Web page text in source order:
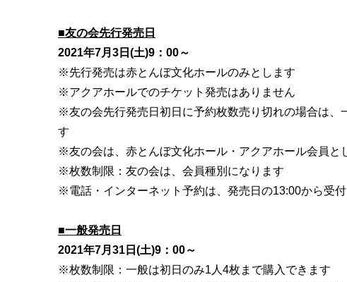
■友の会先行発売日
2021年7月3日(土)9：00～
※先行発売は赤とんぼ文化ホールのみとします
※アクアホールでのチケット発売はありません
※友の会先行発売日初日に予約枚数売り切れの場合は、
す
※友の会は、赤とんぼ文化ホール・アクアホール会員と
※枚数制限：友の会は、会員種別になります
※電話・インターネット予約は、発売日の13:00から受付
■一般発売日
2021年7月31日(土)9：00～
※枚数制限：一般は初日のみ1人4枚まで購入できます